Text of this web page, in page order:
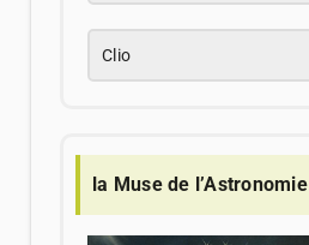
Clio
la Muse de l’Astronomie